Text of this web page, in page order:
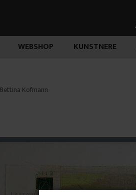
WEBSHOP KUNSTNERE
Bettina Kofmann